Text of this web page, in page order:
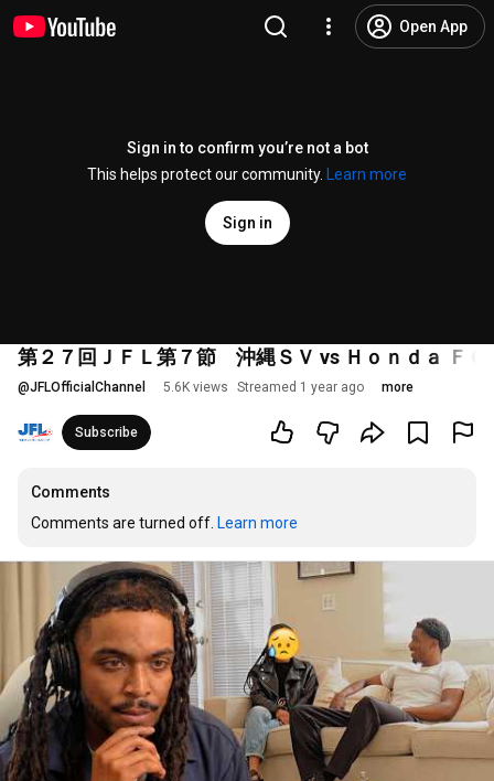
Open App
Sign in to confirm you’re not a bot
This helps protect our community.
Learn more
Sign in
第２７回ＪＦＬ第７節 沖縄ＳＶ vs Ｈｏｎｄａ Ｆ
@JFLOfficialChannel 5.6K views Streamed 1 year ago more
Subscribe
Comments
Comments are turned off. Learn more